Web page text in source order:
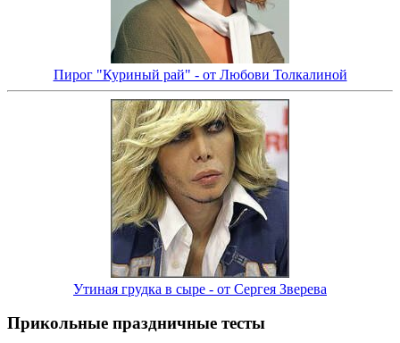
Пирог "Куриный рай" - от Любови Толкалиной
Утиная грудка в сыре - от Сергея Зверева
Прикольные праздничные тесты